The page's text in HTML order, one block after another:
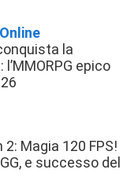
la
epico
Magia 120 FPS!
e successo del